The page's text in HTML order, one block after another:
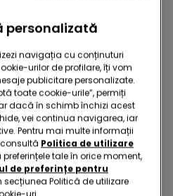
personalizată
navigația cu conținuturi
urilor de profilare, îți vom
publicitare personalizate.
toate cookie-urile”, permiți
dacă în schimb închizi acest
vei continua navigarea, iar
Pentru mai multe informații
Politica de utilizare
tale în orice moment,
de preferințe pentru
Politică de utilizare
uri.